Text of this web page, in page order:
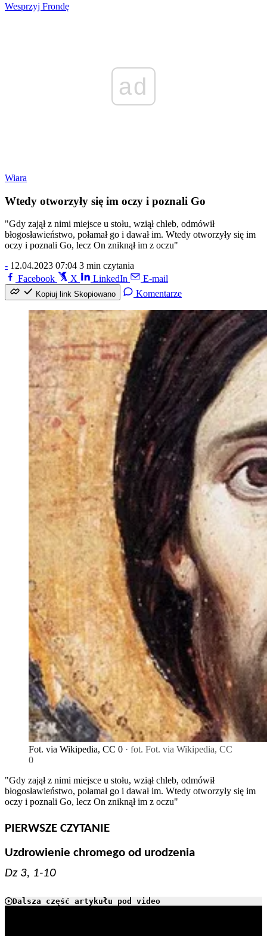
Wesprzyj Frondę
ad
Wiara
Wtedy otworzyły się im oczy i poznali Go
"Gdy zajął z nimi miejsce u stołu, wziął chleb, odmówił
błogosławieństwo, połamał go i dawał im. Wtedy otworzyły się im
oczy i poznali Go, lecz On zniknął im z oczu"
- 12.04.2023 07:04 3 min czytania
Facebook
X LinkedIn E-mail
Kopiuj link Skopiowano Komentarze
Fot. via Wikipedia, CC 0 · fot. Fot. via Wikipedia, CC
0
"Gdy zajął z nimi miejsce u stołu, wziął chleb, odmówił
błogosławieństwo, połamał go i dawał im. Wtedy otworzyły się im
oczy i poznali Go, lecz On zniknął im z oczu"
PIERWSZE CZYTANIE
Uzdrowienie chromego od urodzenia
Dz 3, 1-10
Dalsza część artykułu pod video